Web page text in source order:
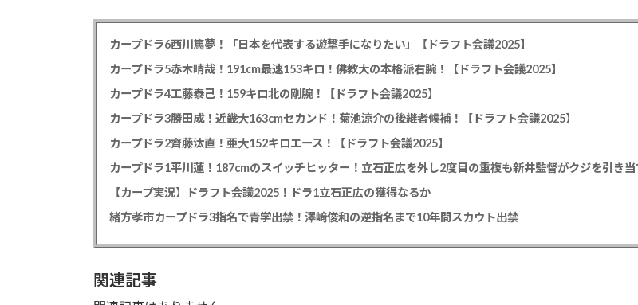
カープドラ6西川篤夢！「日本を代表する遊撃手になりたい」【ドラフト会議2025】
カープドラ5赤木晴哉！191cm最速153キロ！佛教大の本格派右腕！【ドラフト会議2025】
カープドラ4工藤泰己！159キロ北の剛腕！【ドラフト会議2025】
カープドラ3勝田成！近畿大163cmセカンド！菊池涼介の後継者候補！【ドラフト会議2025】
カープドラ2齊藤汰直！亜大152キロエース！【ドラフト会議2025】
【カープ実況】ドラフト会議2025！ドラ1立石正広の獲得なるか
緒方孝市カープドラ3指名で青学出禁！澤﨑俊和の逆指名まで10年間スカウト出禁
関連記事